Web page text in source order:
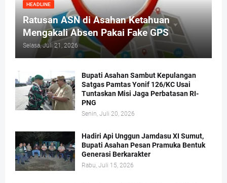
HEADLINE
Ratusan ASN di Asahan Ketahuan
Mengakali Absen Pakai Fake GPS
Selasa, Juli 21, 2026
Bupati Asahan Sambut Kepulangan
Satgas Pamtas Yonif 126/KC Usai
Tuntaskan Misi Jaga Perbatasan RI-
PNG
Senin, Juli 20, 2026
Hadiri Api Unggun Jamdasu XI Sumut,
Bupati Asahan Pesan Pramuka Bentuk
Generasi Berkarakter
Rabu, Juli 15, 2026